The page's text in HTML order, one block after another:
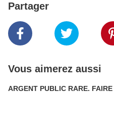
Partager
Vous aimerez aussi
ARGENT PUBLIC RARE.